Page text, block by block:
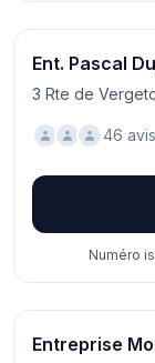
Ent. Pascal
3 Rte de
46
Numéro
Entreprise